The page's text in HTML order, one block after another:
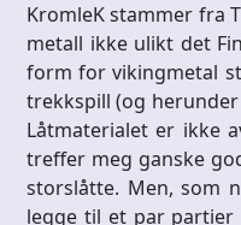
KromleK stammer fra
metall ikke ulikt det
form for vikingmetal
trekkspill (og
Låtmaterialet er ikke
treffer meg ganske
storslåtte. Men, som
legge til et par partier